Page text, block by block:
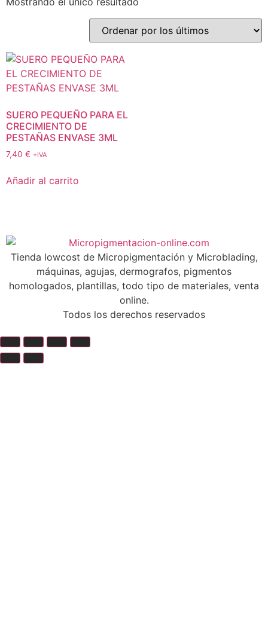
SUERO PEQUEÑO PARA EL
CRECIMIENTO DE
PESTAÑAS ENVASE 3ML
7,40 € +IVA
Añadir al carrito
Tienda lowcost de Micropigmentación y Microblading,
máquinas, agujas, dermografos, pigmentos
homologados, plantillas, todo tipo de materiales, venta
online.
Todos los derechos reservados